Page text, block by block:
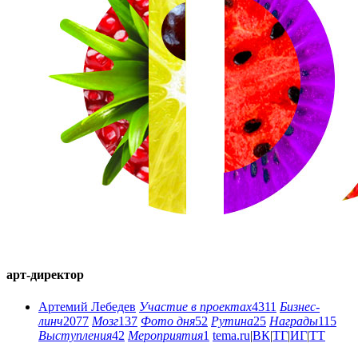
арт-директор
Артемий Лебедев Участие в проектах4311 Бизнес-
линч2077 Мозг137 Фото дня52 Рутина25 Награды115
Выступления42 Мероприятия1 tema.ru|ВК|ТГ|ИГ|ТТ